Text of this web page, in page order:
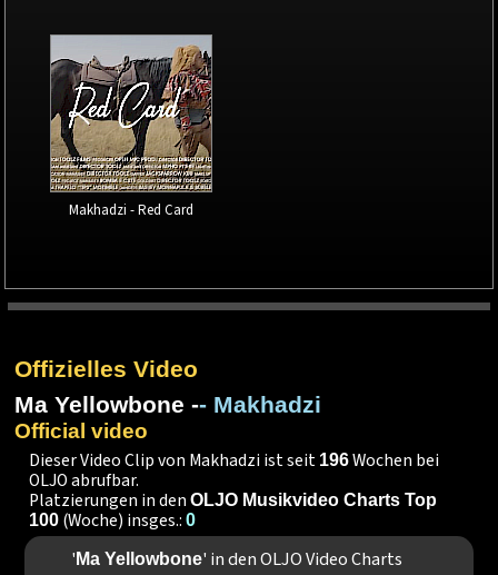
Makhadzi - Red Card
Offizielles Video
Ma Yellowbone -- Makhadzi
Official video
Dieser Video Clip von Makhadzi ist seit 196Wochen bei
OLJO abrufbar.
Platzierungen in denOLJO Musikvideo Charts Top
100 (Woche) insges.:0
'Ma Yellowbone' in den OLJO Video Charts